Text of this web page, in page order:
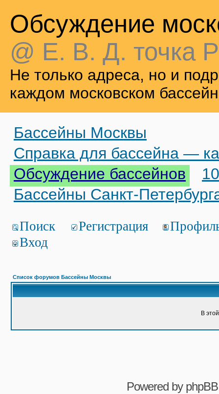
Обсуждение
@ Е. В. Д. точка
Не только адреса, но и
каждом московском
Бассейны Москвы
Справка для бассейна —
Обсуждение бассейнов
Бассейны Санкт-
Поиск Регистрация
Вход
Список форумов Бассейны Москвы
В
Powered by phpBB